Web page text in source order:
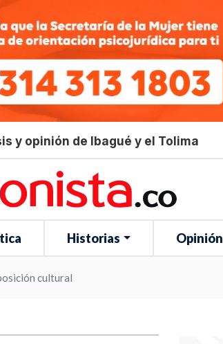
y opinión de Ibagué y el Tolima
Historias Opinión
cultural